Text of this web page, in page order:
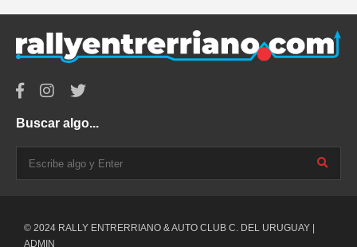
Buscar algo...
© 2024 RALLY ENTRERRIANO & AUTO CLUB C. DEL URUGUAY |
ADMIN